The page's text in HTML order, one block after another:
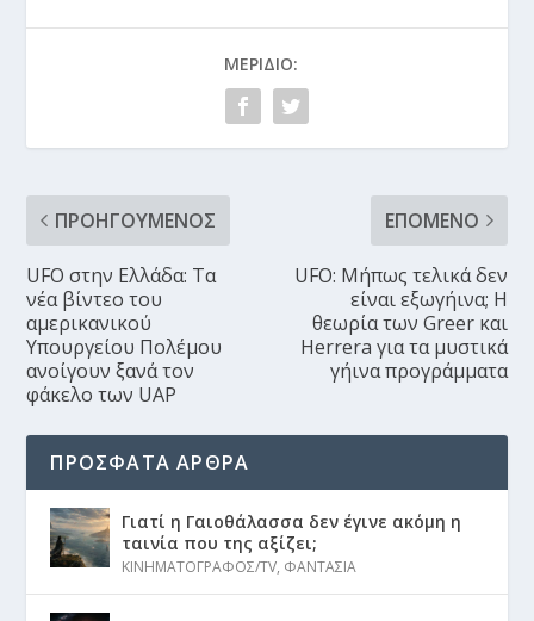
ΜΕΡΊΔΙΟ:
ΠΡΟΗΓΟΎΜΕΝΟΣ
UFO στην Ελλάδα: Τα
νέα βίντεο του
αμερικανικού
Υπουργείου Πολέμου
ανοίγουν ξανά τον
φάκελο των UAP
ΕΠΌΜΕΝΟ
UFO: Μήπως τελικά δεν
είναι εξωγήινα; Η
θεωρία των Greer και
Herrera για τα μυστικά
γήινα προγράμματα
ΠΡΟΣΦΑΤΑ ΑΡΘΡΑ
Γιατί η Γαιοθάλασσα δεν έγινε ακόμη η
ταινία που της αξίζει;
ΚΙΝΗΜΑΤΟΓΡΑΦΟΣ/TV, ΦΑΝΤΑΣΙΑ